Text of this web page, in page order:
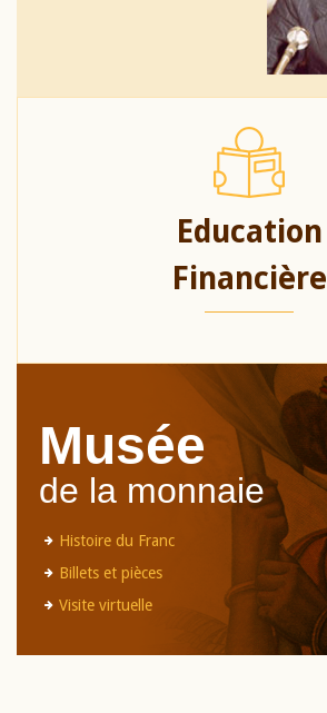
Education
Financière
Musée
de la monnaie
Histoire du Franc
Billets et pièces
Visite virtuelle